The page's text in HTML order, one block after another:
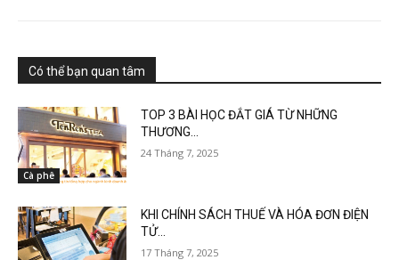
Có thể bạn quan tâm
Cà phê
TOP 3 BÀI HỌC ĐẮT GIÁ TỪ NHỮNG
THƯƠNG...
24 Tháng 7, 2025
KHI CHÍNH SÁCH THUẾ VÀ HÓA ĐƠN ĐIỆN
TỬ...
17 Tháng 7, 2025